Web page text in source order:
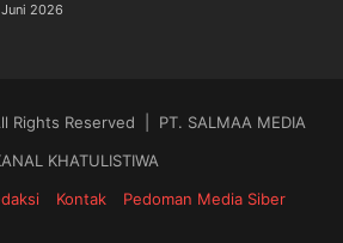
2026
Rights Reserved | PT. SALMAA MEDIA
KHATULISTIWA
Kontak Pedoman Media Siber